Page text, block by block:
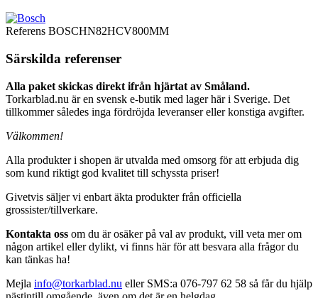
Referens BOSCHN82HCV800MM
Särskilda referenser
Alla paket skickas direkt ifrån hjärtat av Småland.
Torkarblad.nu är en svensk e-butik med lager här i Sverige. Det
tillkommer således inga fördröjda leveranser eller konstiga avgifter.
Välkommen!
Alla produkter i shopen är utvalda med omsorg för att erbjuda dig
som kund riktigt god kvalitet till schyssta priser!
Givetvis säljer vi enbart äkta produkter från officiella
grossister/tillverkare.
Kontakta oss om du är osäker på val av produkt, vill veta mer om
någon artikel eller dylikt, vi finns här för att besvara alla frågor du
kan tänkas ha!
Mejla info@torkarblad.nu eller SMS:a 076-797 62 58 så får du hjälp